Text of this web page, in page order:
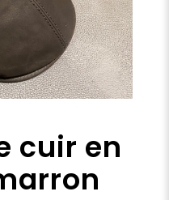
cuir en